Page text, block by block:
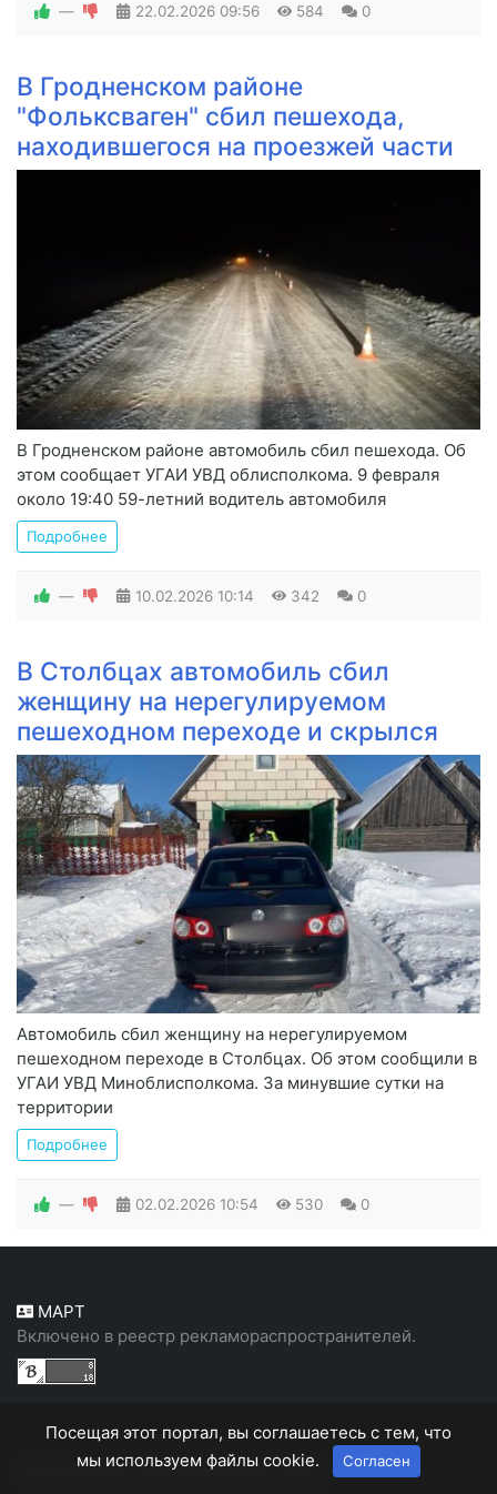
— 22.02.2026 09:56 584 0
В Гродненском районе
"Фольксваген" сбил пешехода,
находившегося на проезжей части
В Гродненском районе автомобиль сбил пешехода. Об
этом сообщает УГАИ УВД облисполкома. 9 февраля
около 19:40 59-летний водитель автомобиля
Подробнее
— 10.02.2026 10:14 342 0
В Столбцах автомобиль сбил
женщину на нерегулируемом
пешеходном переходе и скрылся
Автомобиль сбил женщину на нерегулируемом
пешеходном переходе в Столбцах. Об этом сообщили в
УГАИ УВД Миноблисполкома. За минувшие сутки на
территории
Подробнее
— 02.02.2026 10:54 530 0
МАРТ
Включено в реестр рекламораспространителей.
Белорусский, народный портал "Белн" © 2026
Посещая этот портал, вы соглашаетесь с тем, что
мы используем файлы cookie.
Согласен